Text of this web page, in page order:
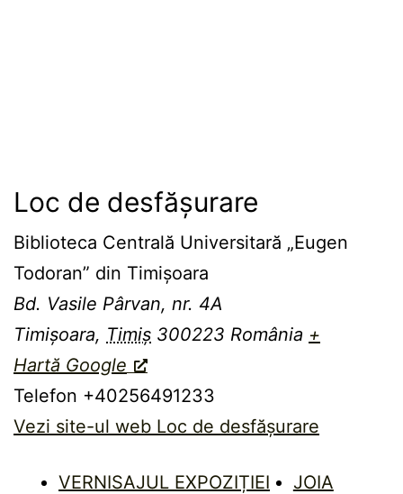
Loc de desfășurare
Biblioteca Centrală Universitară „Eugen
Todoran” din Timişoara
Bd. Vasile Pârvan, nr. 4A
Timișoara, Timiș 300223 România +
Hartă Google
Telefon +40256491233
Vezi site-ul web Loc de desfășurare
VERNISAJUL EXPOZIȚIEI
JOIA